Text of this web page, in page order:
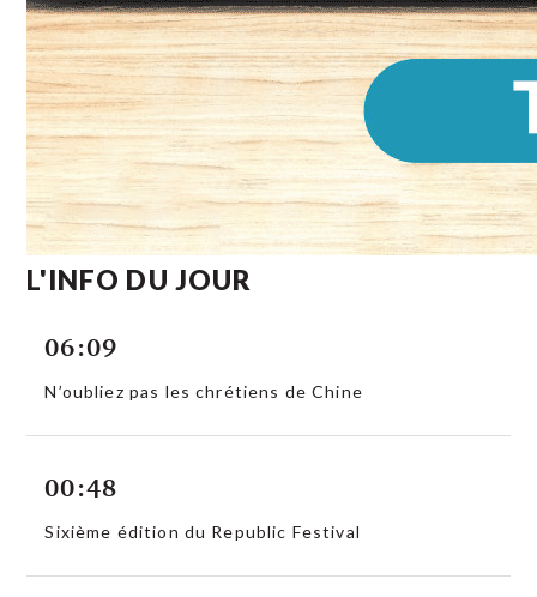
L'INFO DU JOUR
06:09
N’oubliez pas les chrétiens de Chine
00:48
Sixième édition du Republic Festival